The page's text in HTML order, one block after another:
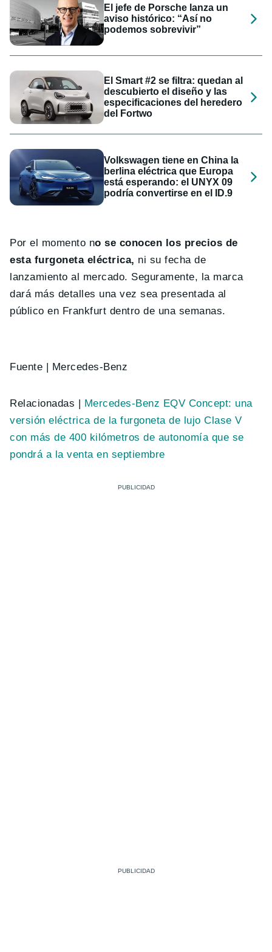
El jefe de Porsche lanza un
aviso histórico: “Así no
podemos sobrevivir”
El Smart #2 se filtra: quedan al
descubierto el diseño y las
especificaciones del heredero
del Fortwo
Volkswagen tiene en China la
berlina eléctrica que Europa
está esperando: el UNYX 09
podría convertirse en el ID.9
Por el momento no se conocen los precios de
esta furgoneta eléctrica, ni su fecha de
lanzamiento al mercado. Seguramente, la marca
dará más detalles una vez sea presentada al
público en Frankfurt dentro de una semanas.
Fuente | Mercedes-Benz
Relacionadas | Mercedes-Benz EQV Concept: una
versión eléctrica de la furgoneta de lujo Clase V
con más de 400 kilómetros de autonomía que se
pondrá a la venta en septiembre